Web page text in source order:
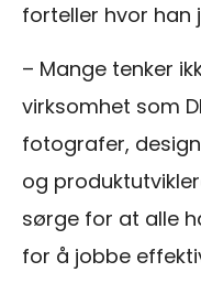
forteller hvor han
– Mange tenker
virksomhet som
fotografer,
og
sørge for at alle
for å jobbe